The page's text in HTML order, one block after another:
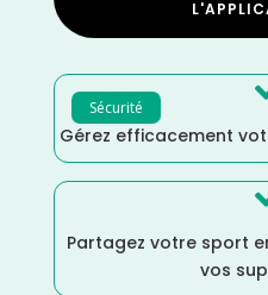
Sécurité
Gérez efficacement
Partagez votre sport
vos